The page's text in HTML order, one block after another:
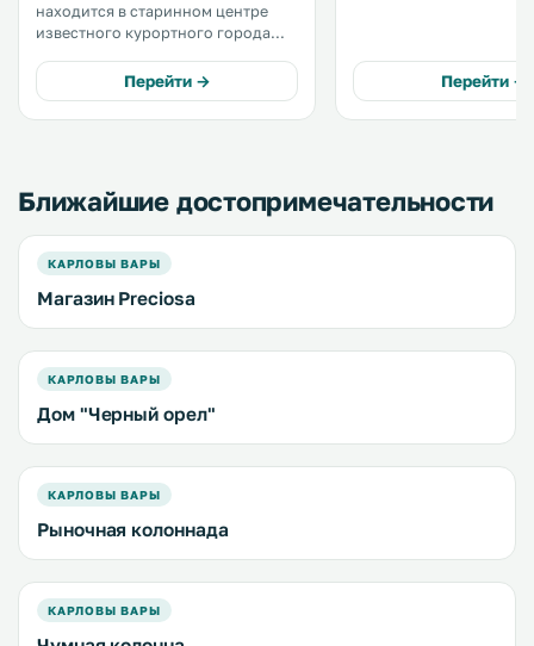
находится в старинном центре
известного курортного города
целебных источников. Из отеля
открывается прекрасный вид на
колоннаду и исторический район
Перейти →
ресторан и бесплатный
местах общегоПерейти →
Ближайшие достопримечательности
КАРЛОВЫ ВАРЫ
Магазин Preciosa
КАРЛОВЫ ВАРЫ
Дом "Черный орел"
КАРЛОВЫ ВАРЫ
Рыночная колоннада
КАРЛОВЫ ВАРЫ